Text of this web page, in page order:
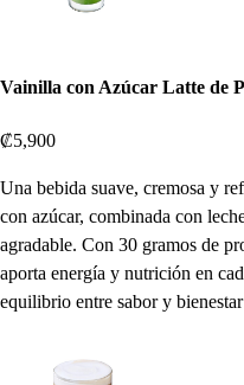
Vainilla con Azúcar Latte de
₡5,900
Una bebida suave, cremosa y
con azúcar, combinada con
agradable. Con 30 gramos de
aporta energía y nutrición en
equilibrio entre sabor y